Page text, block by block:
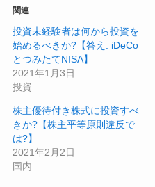
関連
投資未経験者は何から投資を
始めるべきか?【答え: iDeCo
とつみたてNISA】
2021年1月3日
投資
株主優待付き株式に投資すべ
きか?【株主平等原則違反で
は?】
2021年2月2日
国内